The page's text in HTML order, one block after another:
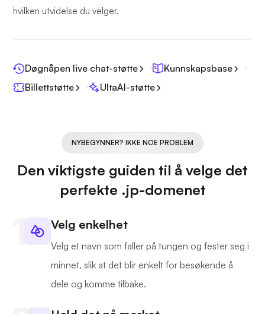
hvilken utvidelse du velger.
Døgnåpen live chat-støtte
Kunnskapsbase
Billettstøtte
UltaAI-støtte
NYBEGYNNER? IKKE NOE PROBLEM
Den viktigste guiden til å velge det
perfekte .jp-domenet
Velg enkelhet
Velg et navn som faller på tungen og fester seg i
minnet, slik at det blir enkelt for besøkende å
dele og komme tilbake.